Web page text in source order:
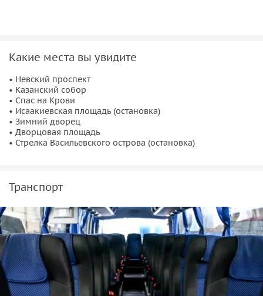
откроете для себя места, о которых раньше не слышали,
вспомните то, что забыли запланировать, и главное:
составите идеальный маршрут на все дни вашего
пребывания.
Какие места вы увидите
• Невский проспект
• Казанский собор
• Спас на Крови
• Исаакиевская площадь (остановка)
• Зимний дворец
• Дворцовая площадь
• Стрелка Васильевского острова (остановка)
Транспорт